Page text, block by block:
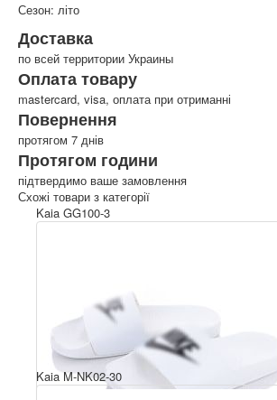
Сезон: літо
Доставка
по всей территории Украины
Оплата товару
mastercard, visa, оплата при отриманні
Повернення
протягом 7 днів
Протягом години
підтвердимо ваше замовлення
Схожі товари з категорії
Kaia GG100-3
Kaia M-NK02-30